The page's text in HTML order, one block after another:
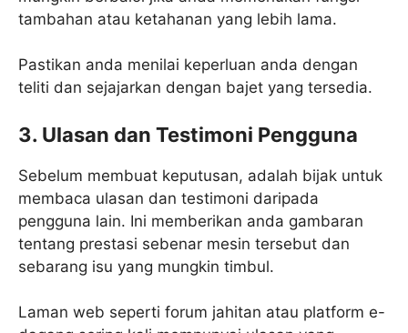
tambahan atau ketahanan yang lebih lama.
Pastikan anda menilai keperluan anda dengan
teliti dan sejajarkan dengan bajet yang tersedia.
3. Ulasan dan Testimoni Pengguna
Sebelum membuat keputusan, adalah bijak untuk
membaca ulasan dan testimoni daripada
pengguna lain. Ini memberikan anda gambaran
tentang prestasi sebenar mesin tersebut dan
sebarang isu yang mungkin timbul.
Laman web seperti forum jahitan atau platform e-